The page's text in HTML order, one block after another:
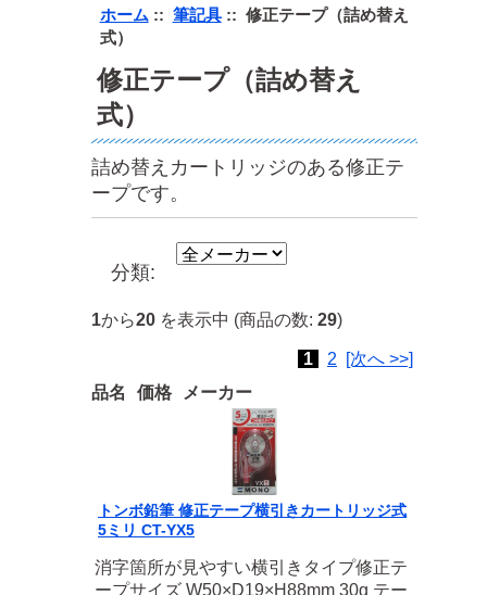
ホーム :: 筆記具:: 修正テープ（詰め替え
式）
修正テープ（詰め替え
式）
詰め替えカートリッジのある修正テ
ープです。
分類:
1から20 を表示中 (商品の数: 29)
1 2
[次へ >>]
品名
価格 メーカー
トンボ鉛筆 修正テープ横引きカートリッジ式
5ミリ CT-YX5
消字箇所が見やすい横引きタイプ修正テ
ープサイズ W50×D19×H88mm 30g テー